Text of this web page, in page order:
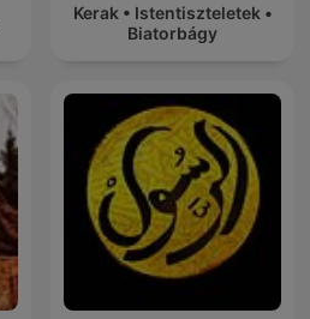
Kerak • Istentiszteletek •
Biatorbágy